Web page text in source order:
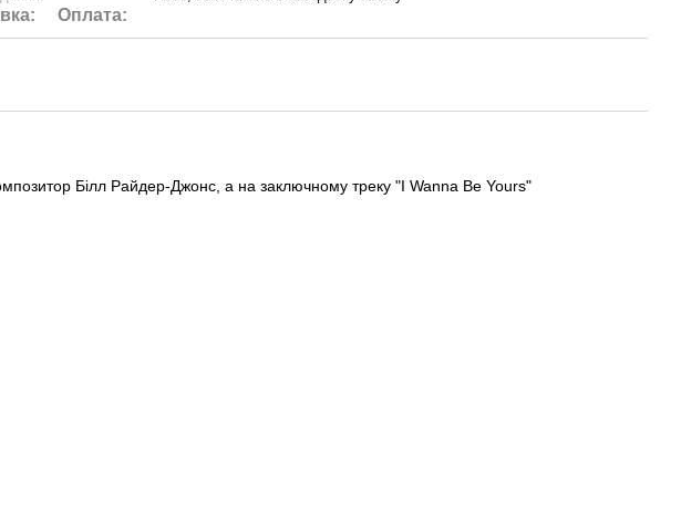
Оплата:
Білл Райдер-Джонс, а на заключному треку "I Wanna Be Yours"